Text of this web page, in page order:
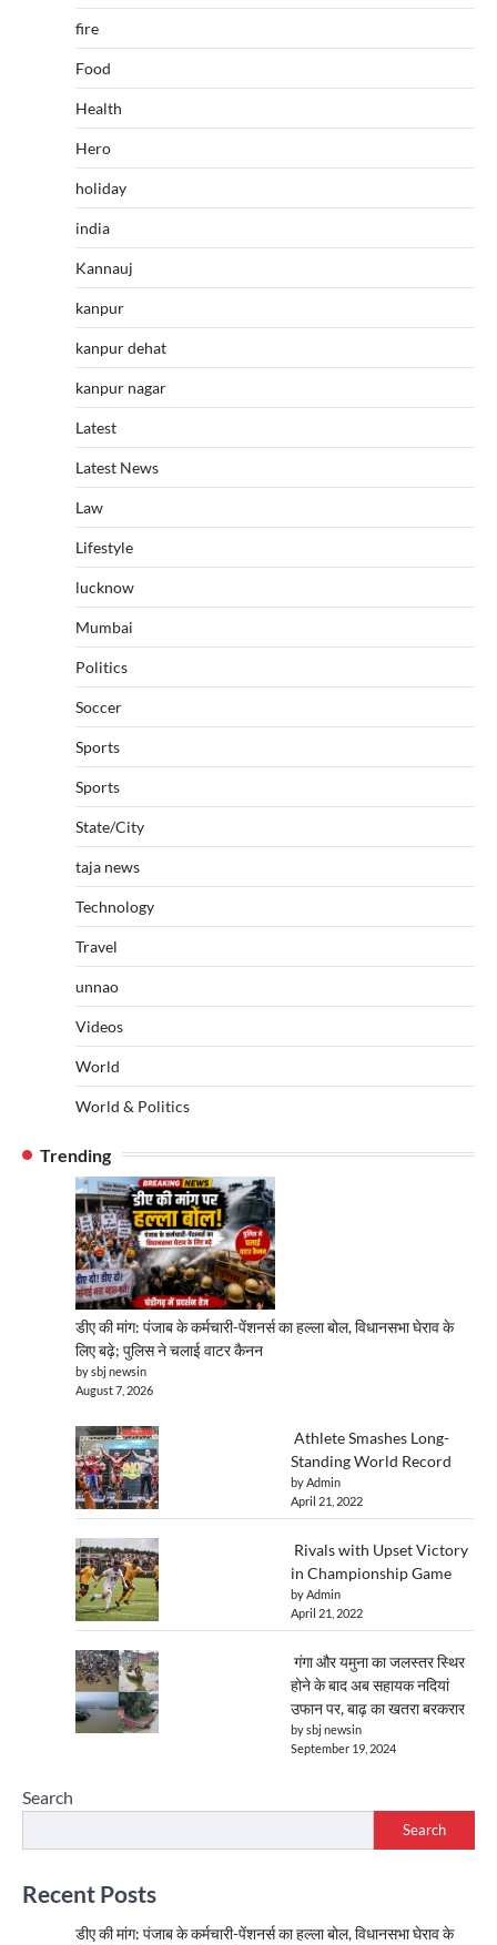
fire
Food
Health
Hero
holiday
india
Kannauj
kanpur
kanpur dehat
kanpur nagar
Latest
Latest News
Law
Lifestyle
lucknow
Mumbai
Politics
Soccer
Sports
Sports
State/City
taja news
Technology
Travel
unnao
Videos
World
World & Politics
Trending
डीए की मांग: पंजाब के कर्मचारी-पेंशनर्स का हल्ला बोल, विधानसभा घेराव के
लिए बढ़े; पुलिस ने चलाई वाटर कैनन
by sbj newsin
August 7, 2026
Athlete Smashes Long-
Standing World Record
by Admin
April 21, 2022
Rivals with Upset Victory
in Championship Game
by Admin
April 21, 2022
गंगा और यमुना का जलस्तर स्थिर
होने के बाद अब सहायक नदियां
उफान पर, बाढ़ का खतरा बरकरार
by sbj newsin
September 19, 2024
Search
Search
Recent Posts
डीए की मांग: पंजाब के कर्मचारी-पेंशनर्स का हल्ला बोल, विधानसभा घेराव के